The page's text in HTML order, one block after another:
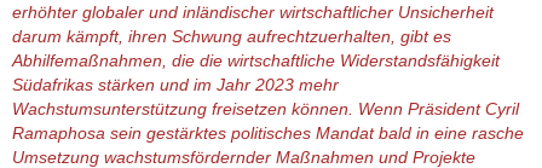
erhöhter globaler und inländischer wirtschaftlicher Unsicherheit
darum kämpft, ihren Schwung aufrechtzuerhalten, gibt es
Abhilfemaßnahmen, die die wirtschaftliche Widerstandsfähigkeit
Südafrikas stärken und im Jahr 2023 mehr
Wachstumsunterstützung freisetzen können. Wenn Präsident Cyril
Ramaphosa sein gestärktes politisches Mandat bald in eine rasche
Umsetzung wachstumsfördernder Maßnahmen und Projekte